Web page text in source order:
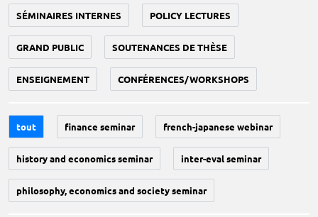
SÉMINAIRES INTERNES POLICY LECTURES
GRAND PUBLIC SOUTENANCES DE THÈSE
ENSEIGNEMENT CONFÉRENCES/WORKSHOPS
tout finance seminar french-japanese webinar
history and economics seminar inter-eval seminar
philosophy, economics and society seminar